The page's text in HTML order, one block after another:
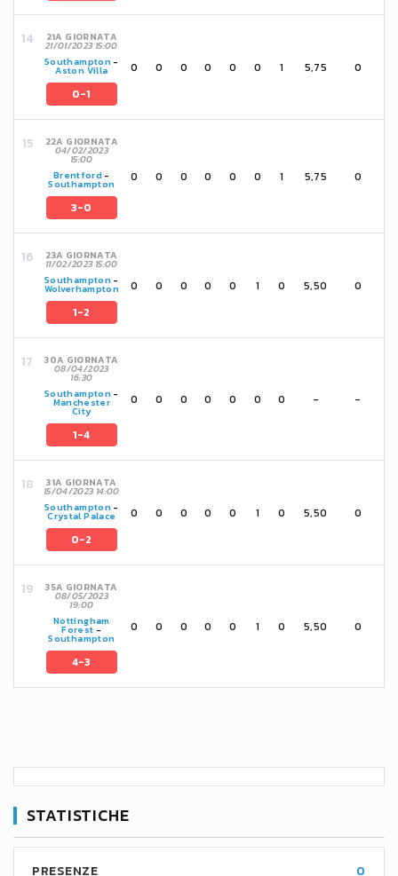
21A GIORNATA
21/01/2023 15:00
Southampton-
Aston Villa
0-1
0 0 0 0 0 0 1 5,75 0
22A GIORNATA
04/02/2023
15:00
Brentford -
Southampton
3-0
0 0 0 0 0 0 1 5,75 0
23A GIORNATA
11/02/2023 15:00
Southampton-
Wolverhampton
1-2
0 0 0 0 0 1 0 5,50 0
30A GIORNATA
08/04/2023
16:30
Southampton-
Manchester
City
1-4
0 0 0 0 0 0 0 - -
31A GIORNATA
15/04/2023 14:00
Southampton-
Crystal Palace
0-2
0 0 0 0 0 1 0 5,50 0
35A GIORNATA
08/05/2023
19:00
Nottingham
Forest -
Southampton
4-3
0 0 0 0 0 1 0 5,50 0
STATISTICHE
PRESENZE 0